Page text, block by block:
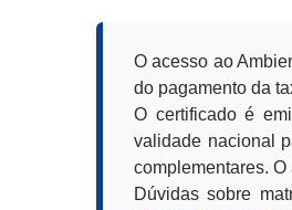
O acesso ao
do pagamento da
O certificado é
validade nacional
complementares.
Dúvidas sobre